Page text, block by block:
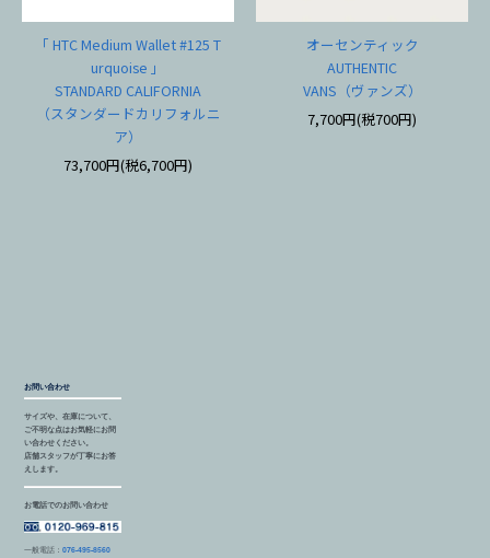
「 HTC Medium Wallet #125 T
urquoise 」
STANDARD CALIFORNIA
（スタンダードカリフォルニ
ア）
73,700円(税6,700円)
オーセンティック
AUTHENTIC
VANS（ヴァンズ）
7,700円(税700円)
お問い合わせ
サイズや、在庫について、
ご不明な点はお気軽にお問
い合わせください。
店舗スタッフが丁寧にお答
えします。
お電話でのお問い合わせ
一般電話：076-495-8560